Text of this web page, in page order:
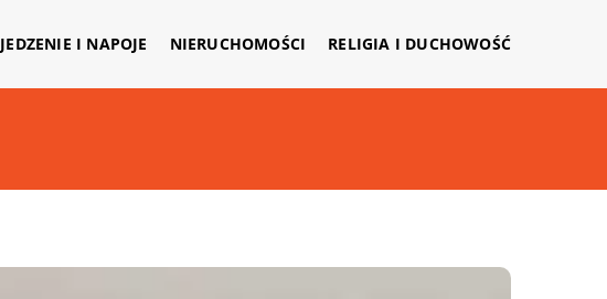
JEDZENIE I NAPOJE NIERUCHOMOŚCI RELIGIA I DUCHOWOŚĆ